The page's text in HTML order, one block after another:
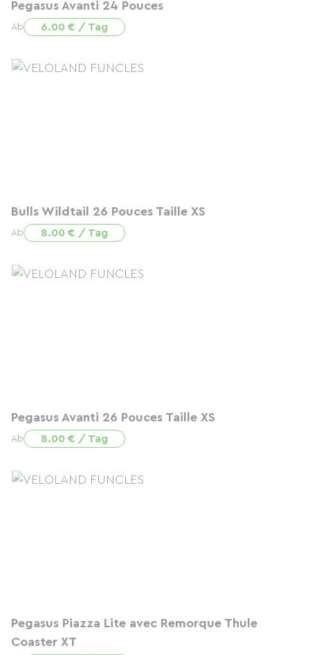
Pegasus Avanti 24 Pouces
Ab 6.00 € / Tag
Bulls Wildtail 26 Pouces Taille XS
Ab 8.00 € / Tag
Pegasus Avanti 26 Pouces Taille XS
Ab 8.00 € / Tag
Pegasus Piazza Lite avec Remorque Thule
Coaster XT